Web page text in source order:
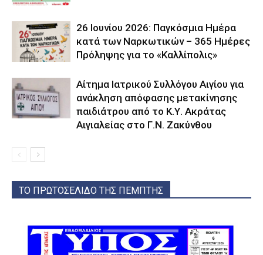
26 Ιουνίου 2026: Παγκόσμια Ημέρα
κατά των Ναρκωτικών – 365 Ημέρες
Πρόληψης για το «Καλλίπολις»
Αίτημα Ιατρικού Συλλόγου Αιγίου για
ανάκληση απόφασης μετακίνησης
παιδιάτρου από το Κ.Υ. Ακράτας
Αιγιαλείας στο Γ.Ν. Ζακύνθου
ΤΟ ΠΡΩΤΟΣΕΛΙΔΟ ΤΗΣ ΠΕΜΠΤΗΣ